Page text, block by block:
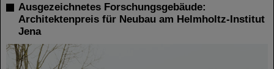
Ausgezeichnetes Forschungsgebäude:
Architektenpreis für Neubau am Helmholtz-Institut
Jena